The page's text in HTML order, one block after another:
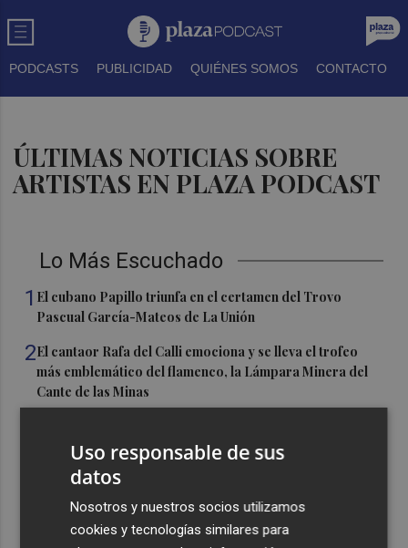
PODCASTS PUBLICIDAD QUIÉNES SOMOS CONTACTO
ÚLTIMAS NOTICIAS SOBRE
ARTISTAS EN PLAZA PODCAST
Lo Más Escuchado
1 El cubano Papillo triunfa en el certamen del Trovo
Pascual García-Mateos de La Unión
2El cantaor Rafa del Calli emociona y se lleva el trofeo
más emblemático del flamenco, la Lámpara Minera del
Cante de las Minas
El Villarreal pone el broche de oro a la pretemporada
con una victoria contra el Galatasaray
Kiat Lim preside por primera vez un partido en Mestalla
Uso responsable de sus
datos
Nosotros y nuestros socios utilizamos
cookies y tecnologías similares para